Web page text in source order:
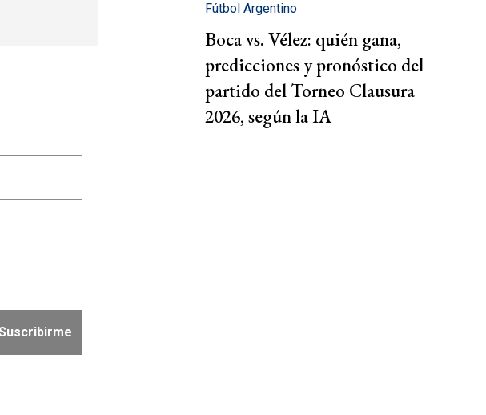
Fútbol Argentino
Boca vs. Vélez: quién gana,
predicciones y pronóstico del
partido del Torneo Clausura
2026, según la IA